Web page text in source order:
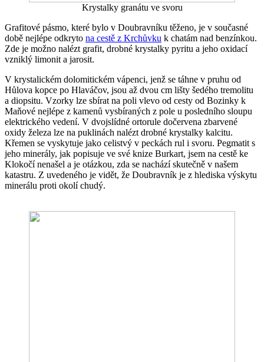
Krystalky granátu ve svoru
Grafitové pásmo, které bylo v Doubravníku těženo, je v současné
době nejlépe odkryto na cestě z Krchůvku k chatám nad benzínkou.
Zde je možno nalézt grafit, drobné krystalky pyritu a jeho oxidací
vzniklý limonit a jarosit.
V krystalickém dolomitickém vápenci, jenž se táhne v pruhu od
Hůlova kopce po Hlaváčov, jsou až dvou cm lišty šedého tremolitu
a diopsitu. Vzorky lze sbírat na poli vlevo od cesty od Bozinky k
Maňové nejlépe z kamenů vysbíraných z pole u posledního sloupu
elektrického vedení. V dvojslídné ortorule dočervena zbarvené
oxidy železa lze na puklinách nalézt drobné krystalky kalcitu.
Křemen se vyskytuje jako celistvý v peckách rul i svoru. Pegmatit s
jeho minerály, jak popisuje ve své knize Burkart, jsem na cestě ke
Klokočí nenašel a je otázkou, zda se nachází skutečně v našem
katastru. Z uvedeného je vidět, že Doubravník je z hlediska výskytu
minerálu proti okolí chudý.